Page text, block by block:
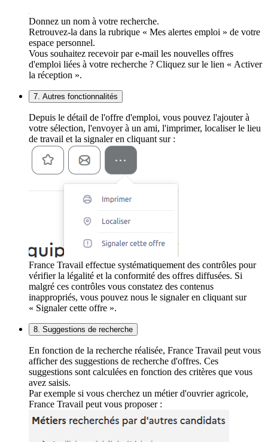
Donnez un nom à votre recherche.
Retrouvez-la dans la rubrique « Mes alertes emploi » de votre
espace personnel.
Vous souhaitez recevoir par e-mail les nouvelles offres
d'emploi liées à votre recherche ? Cliquez sur le lien « Activer
la réception ».
7. Autres fonctionnalités
Depuis le détail de l'offre d'emploi, vous pouvez l'ajouter à
votre sélection, l'envoyer à un ami, l'imprimer, localiser le lieu
de travail et la signaler en cliquant sur :
France Travail effectue systématiquement des contrôles pour
vérifier la légalité et la conformité des offres diffusées. Si
malgré ces contrôles vous constatez des contenus
inappropriés, vous pouvez nous le signaler en cliquant sur
« Signaler cette offre ».
8. Suggestions de recherche
En fonction de la recherche réalisée, France Travail peut vous
afficher des suggestions de recherche d'offres. Ces
suggestions sont calculées en fonction des critères que vous
avez saisis.
Par exemple si vous cherchez un métier d'ouvrier agricole,
France Travail peut vous proposer :